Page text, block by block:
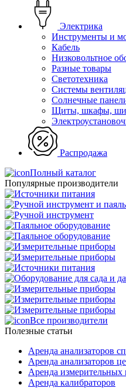
Электрика
Инструменты и
Кабель
Низковольтное
Разные товары
Светотехника
Системы
Солнечные
Щиты, шкафы,
Распродажа
Полный каталог
Популярные производители
Все производители
Полезные статьи
Аренда анализаторов
Аренда анализаторов
Аренда измерительных
Аренда калибраторов